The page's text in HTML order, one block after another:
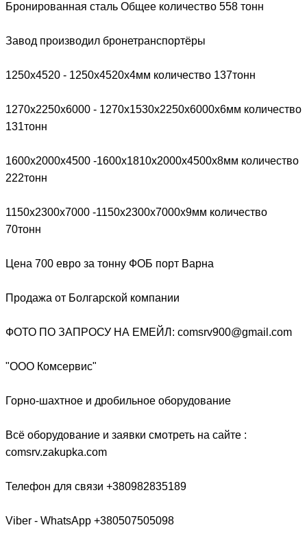
Бронированная сталь Общее количество 558 тонн
Завод производил бронетранспортёры
1250x4520 - 1250х4520х4мм количество 137тонн
1270x2250х6000 - 1270х1530х2250х6000х6мм количество
131тонн
1600x2000х4500 -1600х1810х2000х4500х8мм количество
222тонн
1150x2300х7000 -1150х2300х7000х9мм количество
70тонн
Цена 700 евро за тонну ФОБ порт Варна
Продажа от Болгарской компании
ФОТО ПО ЗАПРОСУ НА ЕМЕЙЛ: comsrv900@gmail.com
"ООО Комсервис"
Горно-шахтное и дробильное оборудование
Всё оборудование и заявки смотреть на сайте :
comsrv.zakupka.com
Телефон для связи +380982835189
Viber - WhatsApp +380507505098